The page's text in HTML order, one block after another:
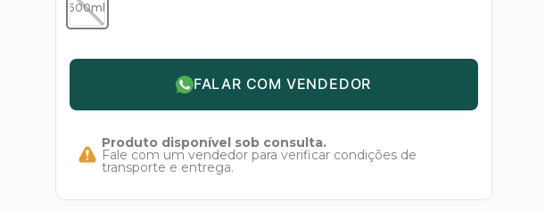
500ml
FALAR COM VENDEDOR
Produto disponível sob consulta.
Fale com um vendedor para verificar condições de
transporte e entrega.